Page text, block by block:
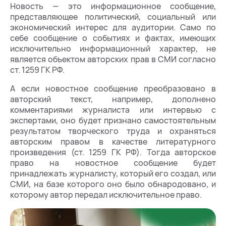
Новость — это информационное сообщение,
представляющее политический, социальный или
экономический интерес для аудитории. Само по
себе сообщение о событиях и фактах, имеющих
исключительно информационный характер, не
является объектом авторских прав в СМИ согласно
ст. 1259 ГК РФ.
А если новостное сообщение преобразовано в
авторский текст, например, дополнено
комментариями журналиста или интервью с
экспертами, оно будет признано самостоятельным
результатом творческого труда и охраняться
авторским правом в качестве литературного
произведения (ст. 1259 ГК РФ). Тогда авторское
право на новостное сообщение будет
принадлежать журналисту, который его создал, или
СМИ, на базе которого оно было обнародовано, и
которому автор передал исключительное право.